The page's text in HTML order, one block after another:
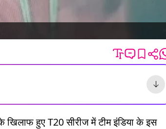
हुए T20 सीरीज में टीम इंडिया के इस